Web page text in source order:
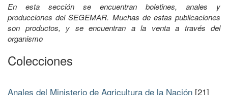
En esta sección se encuentran boletines, anales y
producciones del SEGEMAR. Muchas de estas publicaciones
son productos, y se encuentran a la venta a través del
organismo
Colecciones
Anales del Ministerio de Agricultura de la Nación [21]